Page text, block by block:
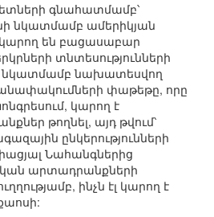
գնահատմամբ՝
նկատմամբ ամերիկյան
են բացասաբար
տնտեսությունների
նկատմամբ նախատեսվող
փաթեթը, որը
կարող է
թողնել, այդ թվում՝
ընկերությունների
Նահանգներից
արտադրանքների
ինչն էլ կարող է